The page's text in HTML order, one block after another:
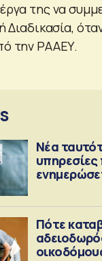
της να
Διαδικασία,
την ΡΑΑΕΥ.
Νέα
υπηρεσίες
Πότε